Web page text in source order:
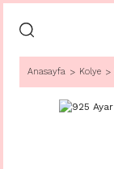
Anasayfa Kolye